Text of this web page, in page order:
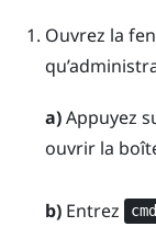
Ouvrez la
a)Appuyez
ouvrir la
b)Entrez cmd